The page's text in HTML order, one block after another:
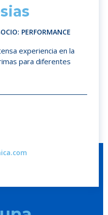
PERFORMANCE
experiencia en la
para diferentes